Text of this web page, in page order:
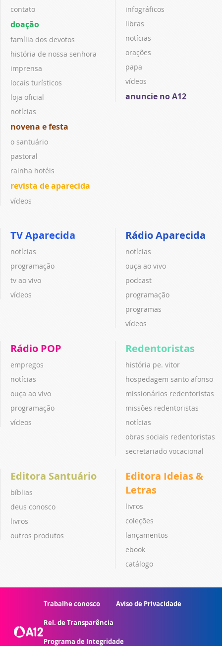
contato
doação
família dos devotos
história de nossa senhora
imprensa
locais turísticos
loja oficial
notícias
novena e festa
o santuário
pastoral
rainha hotéis
revista de aparecida
vídeos
infográficos
libras
notícias
orações
papa
vídeos
anuncie no A12
TV Aparecida
notícias
programação
tv ao vivo
vídeos
Rádio Aparecida
notícias
ouça ao vivo
podcast
programação
programas
vídeos
Rádio POP
empregos
notícias
ouça ao vivo
programação
vídeos
Redentoristas
história pe. vitor
hospedagem santo afonso
missionários redentoristas
missões redentoristas
notícias
obras sociais redentoristas
secretariado vocacional
Editora Santuário
bíblias
deus conosco
livros
outros produtos
Editora Ideias &
Letras
livros
coleções
lançamentos
ebook
catálogo
Trabalhe conosco Aviso de Privacidade
Rel. de Transparência
Programa de Integridade